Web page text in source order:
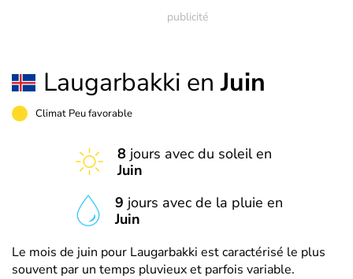
Laugarbakki enJuin
Climat Peu favorable
8 jours avec du soleil en
Juin
9 jours avec de la pluie en
Juin
Le mois de juin pour Laugarbakki est caractérisé le plus
souvent par un temps pluvieux et parfois variable.